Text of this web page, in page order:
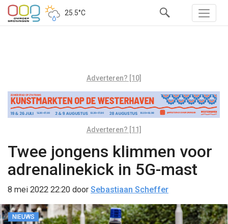
25.5°C
Adverteren? [10]
Adverteren? [11]
Twee jongens klimmen voor
adrenalinekick in 5G-mast
8 mei 2022 22:20 door Sebastiaan Scheffer
NIEUWS